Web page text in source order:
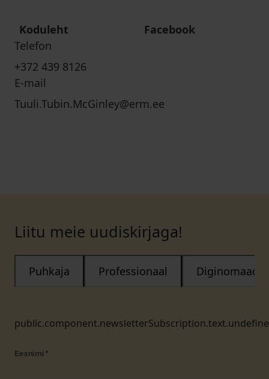
Koduleht
Facebook
Telefon
+372 439 8126
E-mail
Tuuli.Tubin.McGinley@erm.ee
Liitu meie uudiskirjaga!
Puhkaja Professionaal Diginomaad
Eesnimi *